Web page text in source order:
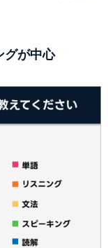
グが中心